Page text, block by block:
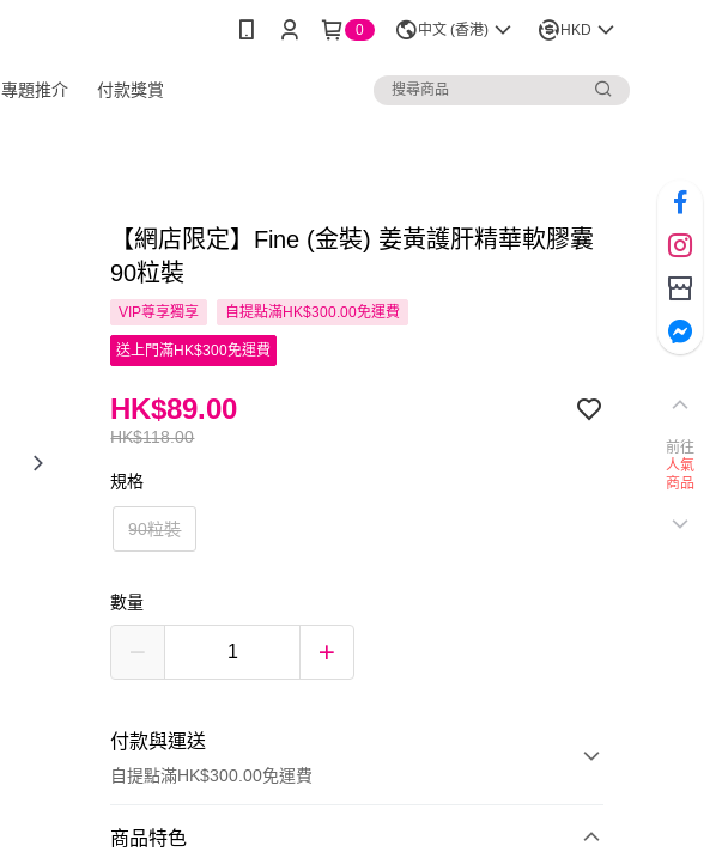
0 中文 (香港) HKD
專題推介 付款獎賞
【網店限定】Fine (金裝) 姜黃護肝精華軟膠囊
90粒裝
VIP尊享獨享 自提點滿HK$300.00免運費
送上門滿HK$300免運費
HK$118.00
HK$89.00
規格
90粒裝
數量
付款與運送
自提點滿HK$300.00免運費
付款方式
商品特色
前往
人氣
商品